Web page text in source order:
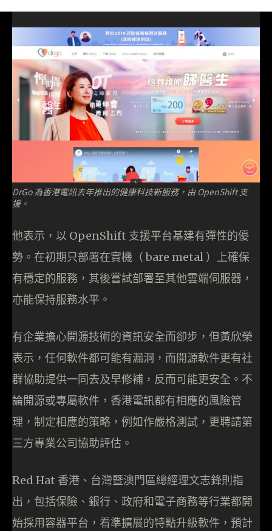
DrGo 為香港電訊去年推出的健康科技新服務，由 OpenShift 支
援。
他表示，以 OpenShift 支援平台基建有彈性的優
勢。在初期只部署在實機（ bare metal ）上確保
有穩定的服務，其後嘗試部署至其他雲端伺服器，
亦能保持服務水平。
有企業擔心開源技術的資訊安全而卻步，但黃欣榮
表示，任何軟件都可能有漏洞，而開源軟件更有社
群協助提供一同去及早修補，反而可能更安全。不
論開源或專屬軟件，香港電訊都有相應的風險管
理，制定相應的策略，例如作嚴格測試，更聘請第
三方專業公司協助評估。
Red Hat 香港、台灣暨澳門區總經理文志鋒則指
出，包括保險、銀行、政府和電子商務等行業都開
始採用容器平台，看準擴展的特點升級軟件，預計